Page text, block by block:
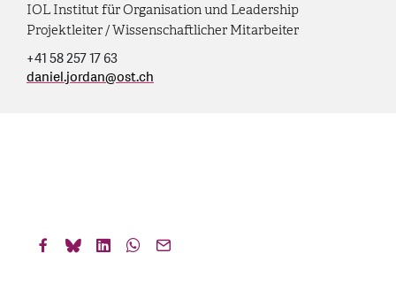
IOL Institut für Organisation und Leadership
Projektleiter / Wissenschaftlicher Mitarbeiter
+41 58 257 17 63
daniel.jordan@ost.ch